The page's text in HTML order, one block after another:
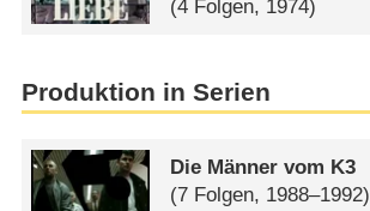
(4 Folgen, 1974)
Produktion in Serien
Die Männer vom K3
(7 Folgen, 1988–1992)